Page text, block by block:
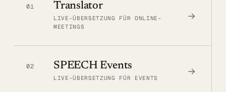
01 Translator
LIVE-ÜBERSETZUNG FÜR ONLINE-
MEETINGS
→
02 SPEECH Events
LIVE-ÜBERSETZUNG FÜR EVENTS
→